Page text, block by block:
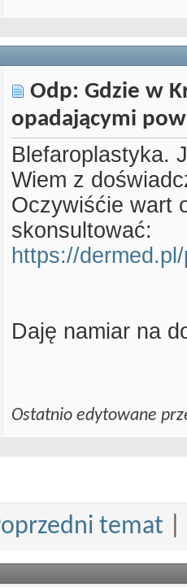
Odp: Gdzie w
opadającymi
Blefaroplastyka.
Wiem z
Oczywiśćie wart
skonsultować:
https://
Daję namiar na
Ostatnio edytowane
temat